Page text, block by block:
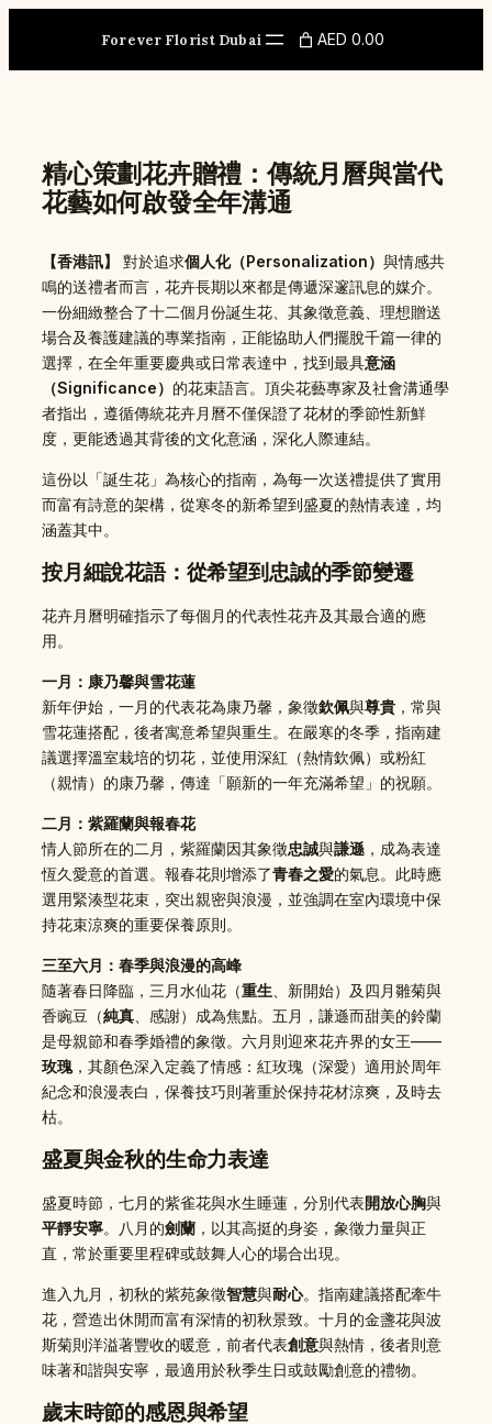
Forever Florist Dubai AED 0.00
精心策劃花卉贈禮：傳統月曆與當代
花藝如何啟發全年溝通
【香港訊】 對於追求個人化（Personalization） 與情感共
鳴的送禮者而言，花卉長期以來都是傳遞深邃訊息的媒介。
一份細緻整合了十二個月份誕生花、其象徵意義、理想贈送
場合及養護建議的專業指南，正能協助人們擺脫千篇一律的
選擇，在全年重要慶典或日常表達中，找到最具意涵
（Significance） 的花束語言。頂尖花藝專家及社會溝通學
者指出，遵循傳統花卉月曆不僅保證了花材的季節性新鮮
度，更能透過其背後的文化意涵，深化人際連結。
這份以「誕生花」為核心的指南，為每一次送禮提供了實用
而富有詩意的架構，從寒冬的新希望到盛夏的熱情表達，均
涵蓋其中。
按月細說花語：從希望到忠誠的季節變遷
花卉月曆明確指示了每個月的代表性花卉及其最合適的應
用。
一月：康乃馨與雪花蓮
新年伊始，一月的代表花為康乃馨，象徵欽佩與尊貴 ，常與
雪花蓮搭配，後者寓意希望與重生。在嚴寒的冬季，指南建
議選擇溫室栽培的切花，並使用深紅（熱情欽佩）或粉紅
（親情）的康乃馨，傳達「願新的一年充滿希望」的祝願。
二月：紫羅蘭與報春花
情人節所在的二月，紫羅蘭因其象徵忠誠與謙遜 ，成為表達
恆久愛意的首選。報春花則增添了青春之愛的氣息。此時應
選用緊湊型花束，突出親密與浪漫，並強調在室內環境中保
持花束涼爽的重要保養原則。
三至六月：春季與浪漫的高峰
隨著春日降臨，三月水仙花（重生 、新開始）及四月雛菊與
香豌豆（純真 、感謝）成為焦點。五月，謙遜而甜美的鈴蘭
是母親節和春季婚禮的象徵。六月則迎來花卉界的女王——
玫瑰，其顏色深入定義了情感：紅玫瑰（深愛）適用於周年
紀念和浪漫表白，保養技巧則著重於保持花材涼爽，及時去
枯。
盛夏與金秋的生命力表達
盛夏時節，七月的紫雀花與水生睡蓮，分別代表開放心胸與
平靜安寧。八月的劍蘭 ，以其高挺的身姿，象徵力量與正
直，常於重要里程碑或鼓舞人心的場合出現。
進入九月，初秋的紫苑象徵智慧與耐心。指南建議搭配牽牛
花，營造出休閒而富有深情的初秋景致。十月的金盞花與波
斯菊則洋溢著豐收的暖意，前者代表創意與熱情，後者則意
味著和諧與安寧，最適用於秋季生日或鼓勵創意的禮物。
歲末時節的感恩與希望